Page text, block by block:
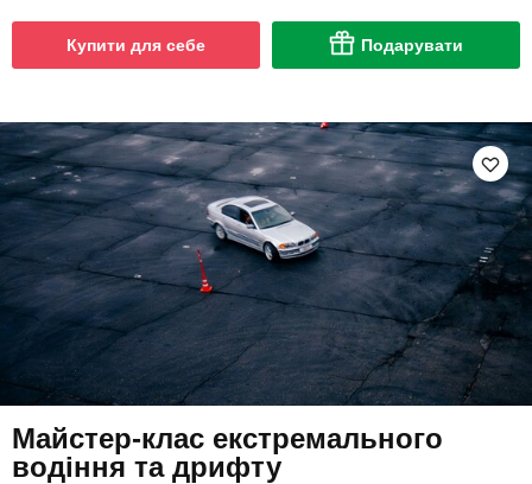
Купити для себе Подарувати
Майстер-клас екстремального
водіння та дрифту